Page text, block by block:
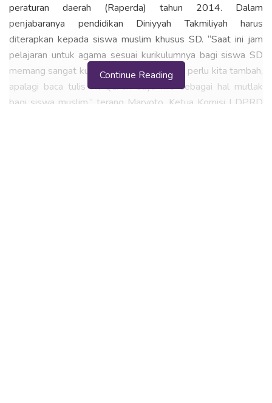
peraturan daerah (Raperda) tahun 2014. Dalam
penjabaranya pendidikan Diniyyah Takmiliyah harus
diterapkan kepada siswa muslim khusus SD. “Saat ini jam
pelajaran untuk agama sesuai kurikulumnya bagi siswa SD
memang sangat kurang sehingga porsinya perlu kita tambah,
apalagi baca tulis Al-Qur’an saya kira sebagai hal mutlak
bagi siswa muslim,” terang Maryoto, Ketua Komisi I DPRD
Continue Reading